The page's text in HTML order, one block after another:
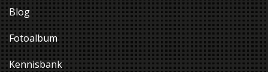
Blog
Fotoalbum
Kennisbank